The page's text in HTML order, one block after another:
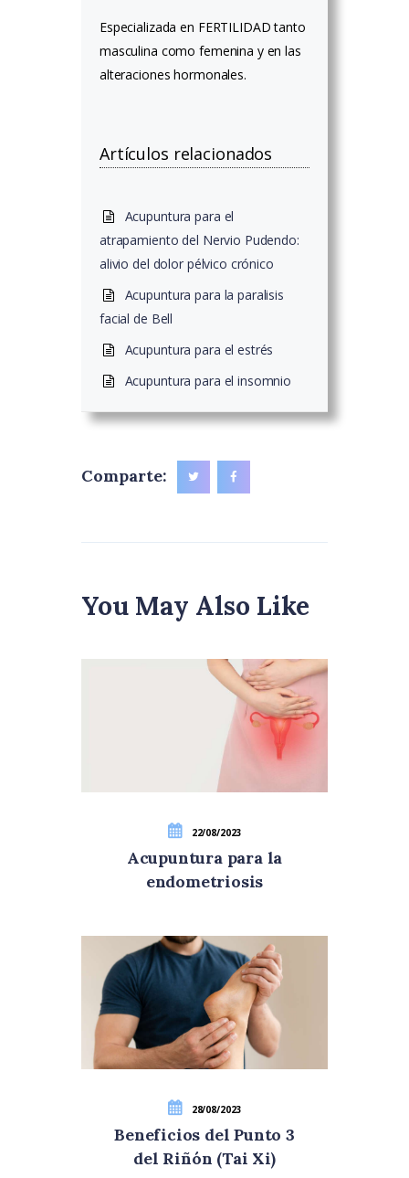
Especializada en FERTILIDAD tanto
masculina como femenina y en las
alteraciones hormonales.
Artículos relacionados
Acupuntura para el
atrapamiento del Nervio Pudendo:
alivio del dolor pélvico crónico
Acupuntura para la paralisis
facial de Bell
Acupuntura para el estrés
Acupuntura para el insomnio
Comparte:
You May Also Like
22/08/2023
Acupuntura para la
endometriosis
28/08/2023
Beneficios del Punto 3
del Riñón (Tai Xi)